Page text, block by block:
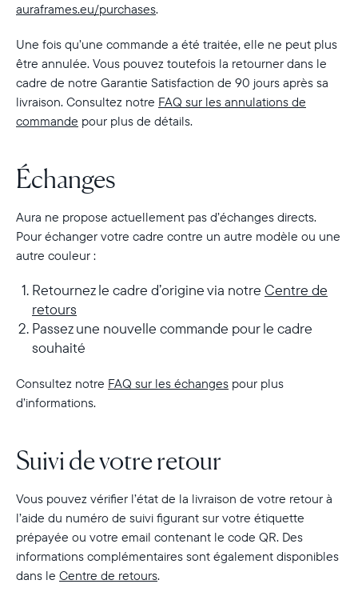
auraframes.eu/purchases.
Une fois qu’une commande a été traitée, elle ne peut plus
être annulée. Vous pouvez toutefois la retourner dans le
cadre de notre Garantie Satisfaction de 90 jours après sa
livraison. Consultez notre FAQ sur les annulations de
commande pour plus de détails.
Échanges
Aura ne propose actuellement pas d’échanges directs.
Pour échanger votre cadre contre un autre modèle ou une
autre couleur :
Retournez le cadre d’origine via notre Centre de
retours
Passez une nouvelle commande pour le cadre
souhaité
Consultez notre FAQ sur les échanges pour plus
d’informations.
Suivi de votre retour
Vous pouvez vérifier l’état de la livraison de votre retour à
l’aide du numéro de suivi figurant sur votre étiquette
prépayée ou votre email contenant le code QR. Des
informations complémentaires sont également disponibles
dans le Centre de retours.